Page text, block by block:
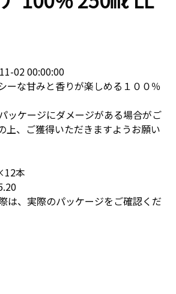
02 00:00:00
ーな甘みと香りが楽しめる１００％
ッケージにダメージがある場合がご
上、ご獲得いただきますようお願い
本
は、実際のパッケージをご確認くだ